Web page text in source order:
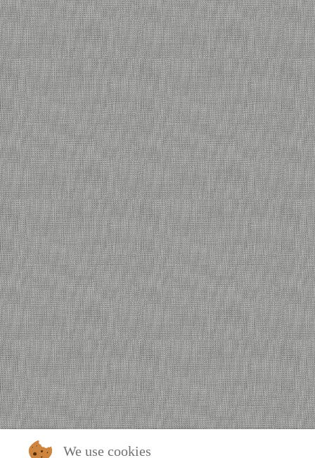
We use cookies